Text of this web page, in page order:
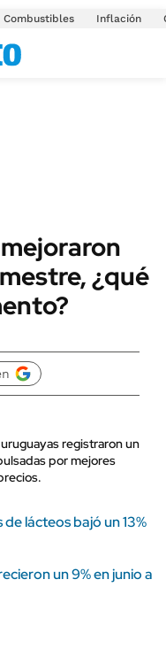
Combustibles Inflación
¿qué
registraron un
por mejores
lácteos bajó un 13%
un 9% en junio a